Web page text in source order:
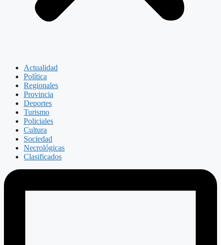
Actualidad
Política
Regionales
Provincia
Deportes
Turismo
Policiales
Cultura
Sociedad
Necrológicas
Clasificados